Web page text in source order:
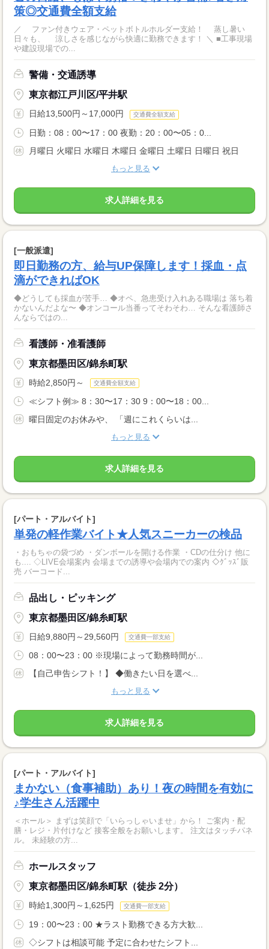
策◎交通費全額支給
／ ファン付きウェア・ペットボトルホルダー支給！ 蒸し暑い
日々も、 涼しさを感じながら快適に勤務できます！ ＼ ■工事現場
や建設現場での...
警備・交通誘導
東京都江戸川区/平井駅
日給13,500円～17,000円 交通費全額支給
日勤：08：00〜17：00 夜勤：20：00〜05：0...
月曜日 火曜日 水曜日 木曜日 金曜日 土曜日 日曜日 祝日
もっと見る
求人詳細を見る
[一般派遣]
即日勤務の方、給与UP保障します！採血・点
滴ができればOK
◆どうしても採血が苦手… ◆オペ、急患受け入れある職場は 落ち着
かないんだよな〜 ◆オンコール当番ってそわそわ… そんな看護師さ
んならではの...
看護師・准看護師
東京都墨田区/錦糸町駅
時給2,850円～ 交通費全額支給
≪シフト例≫ 8：30〜17：30 9：00〜18：00...
曜日固定のお休みや、 「週にこれくらいは...
もっと見る
求人詳細を見る
[パート・アルバイト]
単発の軽作業バイト★人気スニーカーの検品
・おもちゃの袋づめ ・ダンボールを開ける作業 ・CDの仕分け 他に
も.... ◇LIVE会場案内 会場までの誘導や会場内での案内 ◇ｸﾞｯｽﾞ販
売 バーコード...
品出し・ピッキング
東京都墨田区/錦糸町駅
日給9,880円～29,560円 交通費一部支給
08：00〜23：00 ※現場によって勤務時間が...
【自己申告シフト！】 ◆働きたい日を選べ...
もっと見る
求人詳細を見る
[パート・アルバイト]
まかない（食事補助）あり！夜の時間を有効に
♪学生さん活躍中
＜ホール＞ まずは笑顔で「いらっしゃいませ」から！ ご案内・配
膳・レジ・片付けなど 接客全般をお願いします。 注文はタッチパネ
ル。 未経験の方...
ホールスタッフ
東京都墨田区/錦糸町駅（徒歩 2分）
時給1,300円～1,625円 交通費一部支給
19：00〜23：00 ★ラスト勤務できる方大歓...
◇シフトは相談可能 予定に合わせたシフト...